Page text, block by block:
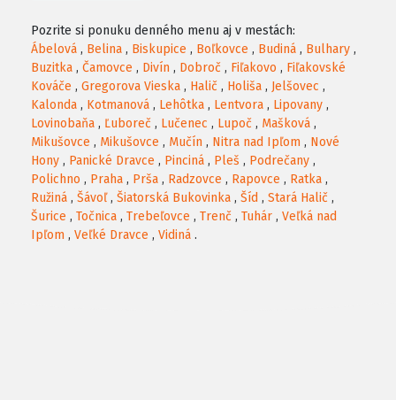
Pozrite si ponuku denného menu aj v mestách:
Ábelová , Belina , Biskupice , Boľkovce , Budiná , Bulhary ,
Buzitka , Čamovce , Divín , Dobroč , Fiľakovo , Fiľakovské
Kováče , Gregorova Vieska , Halič , Holiša , Jelšovec ,
Kalonda , Kotmanová , Lehôtka , Lentvora , Lipovany ,
Lovinobaňa , Ľuboreč , Lučenec , Lupoč , Mašková ,
Mikušovce , Mikušovce , Mučín , Nitra nad Ipľom , Nové
Hony , Panické Dravce , Pinciná , Pleš , Podrečany ,
Polichno , Praha , Prša , Radzovce , Rapovce , Ratka ,
Ružiná , Šávoľ, Šiatorská Bukovinka , Šíd , Stará Halič ,
Šurice , Točnica , Trebeľovce , Trenč , Tuhár , Veľká nad
Ipľom , Veľké Dravce , Vidiná .